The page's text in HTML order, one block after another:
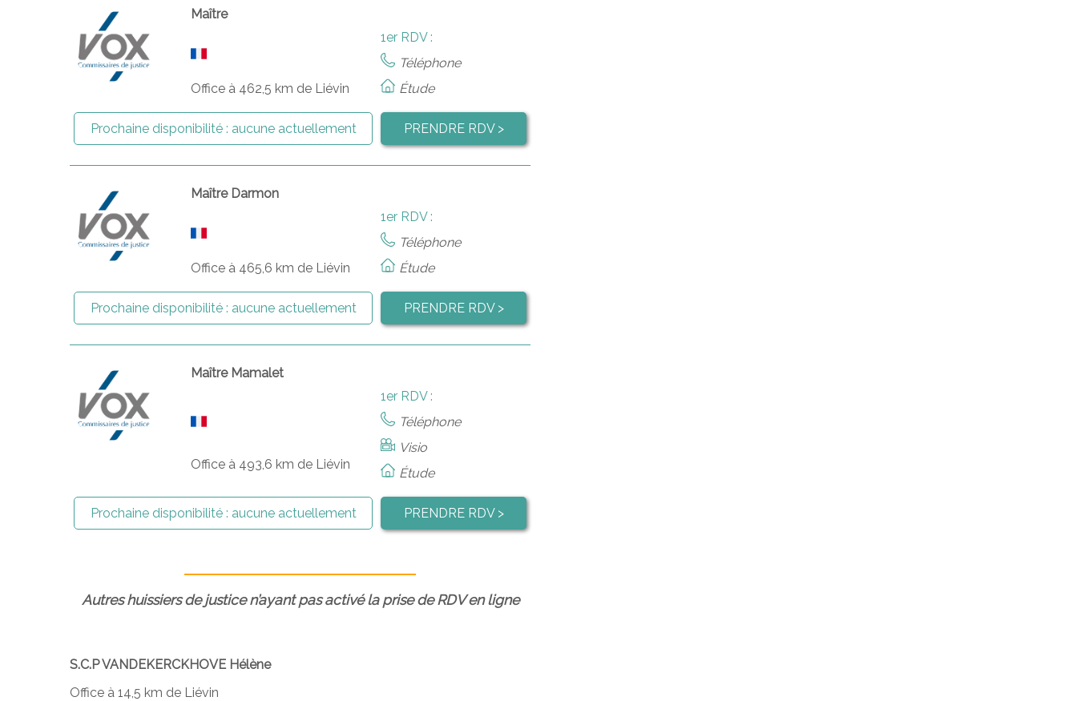
Maître
Office à 462,5 km de Liévin
1er RDV :
Téléphone
Étude
Prochaine disponibilité : aucune actuellement PRENDRE RDV >
Maître Darmon
Office à 465,6 km de Liévin
1er RDV :
Téléphone
Étude
Prochaine disponibilité : aucune actuellement PRENDRE RDV >
Maître Mamalet
Office à 493,6 km de Liévin
1er RDV :
Téléphone
Visio
Étude
Prochaine disponibilité : aucune actuellement PRENDRE RDV >
Autres huissiers de justice n’ayant pas activé la prise de RDV en ligne
S.C.P VANDEKERCKHOVE Hélène
Office à 14,5 km de Liévin